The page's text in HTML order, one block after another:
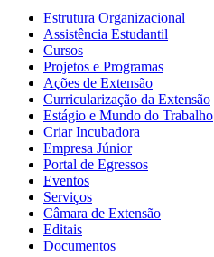
Estrutura Organizacional
Assistência Estudantil
Cursos
Projetos e Programas
Ações de Extensão
Curricularização da Extensão
Estágio e Mundo do Trabalho
Criar Incubadora
Empresa Júnior
Portal de Egressos
Eventos
Serviços
Câmara de Extensão
Editais
Documentos